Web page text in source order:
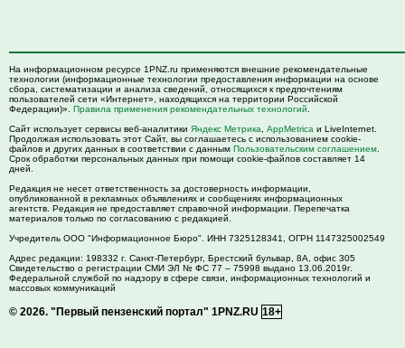
На информационном ресурсе 1PNZ.ru применяются внешние рекомендательные
технологии (информационные технологии предоставления информации на основе
сбора, систематизации и анализа сведений, относящихся к предпочтениям
пользователей сети «Интернет», находящихся на территории Российской
Федерации)». Правила применения рекомендательных технологий
Сайт использует сервисы веб-аналитики Яндекс Метрика AppMetrica и LiveInternet.
Продолжая использовать этот Сайт, вы соглашаетесь с использованием cookie-
файлов и других данных в соответствии с данным Пользовательским соглашением
Срок обработки персональных данных при помощи cookie-файлов составляет 14
дней.
Редакция не несет ответственность за достоверность информации,
опубликованной в рекламных объявлениях и сообщениях информационных
агентств. Редакция не предоставляет справочной информации. Перепечатка
материалов только по согласованию с редакцией.
Учредитель ООО "Информационное Бюро". ИНН 7325128341, ОГРН 1147325002549
Адрес редакции: 198332 г. Санкт-Петербург, Брестский бульвар, 8А, офис 305
Свидетельство о регистрации СМИ ЭЛ № ФС 77 – 75998 выдано 13.06.2019г.
Федеральной службой по надзору в сфере связи, информационных технологий и
массовых коммуникаций
© 2026. "Первый пензенский портал" 1PNZ.RU 18+